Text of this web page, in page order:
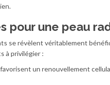
pour une peau
se révèlent véritablement
à privilégier :
un renouvellement